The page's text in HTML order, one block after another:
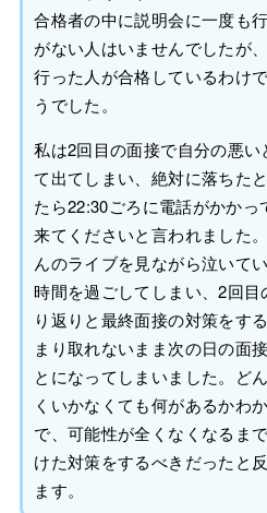
合格者の中に説明会に一度も
がない人はいませんでしたが
行った人が合格しているわけ
うでした。
私は2回目の面接で自分の悪い
て出てしまい、絶対に落ちた
たら22:30ごろに電話がかかっ
来てくださいと言われました
んのライブを見ながら泣いて
時間を過ごしてしまい、2回目
り返りと最終面接の対策をす
まり取れないまま次の日の面
とになってしまいました。ど
くいかなくても何があるかわ
で、可能性が全くなくなるま
けた対策をするべきだったと
ます。